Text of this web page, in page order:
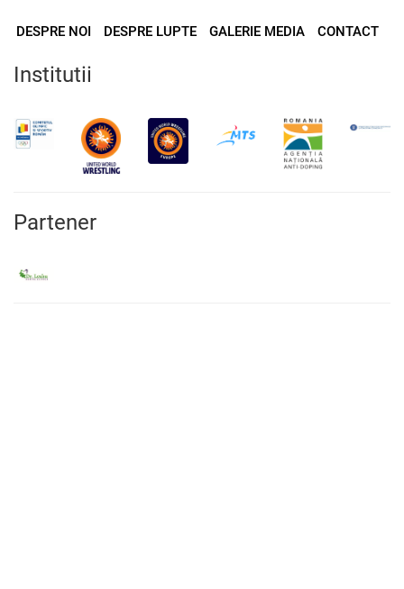
DESPRE NOI DESPRE LUPTE GALERIE MEDIA CONTACT
Institutii
Partener